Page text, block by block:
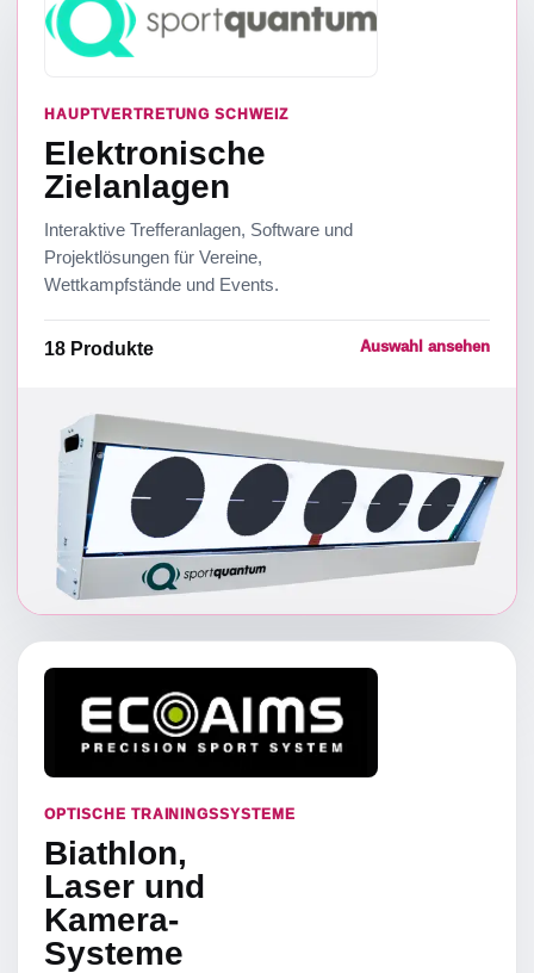
HAUPTVERTRETUNG SCHWEIZ
Elektronische
Zielanlagen
Interaktive Trefferanlagen, Software und
Projektlösungen für Vereine,
Wettkampfstände und Events.
18 Produkte Auswahl ansehen
OPTISCHE TRAININGSSYSTEME
Biathlon,
Laser und
Kamera-
Systeme